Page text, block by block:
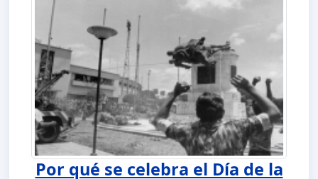
Por qué se celebra el Día de la